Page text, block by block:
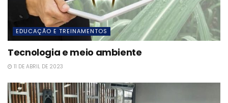
EDUCAÇÃO E TREINAMENTOS
Tecnologia e meio ambiente
11 DE ABRIL DE 2023